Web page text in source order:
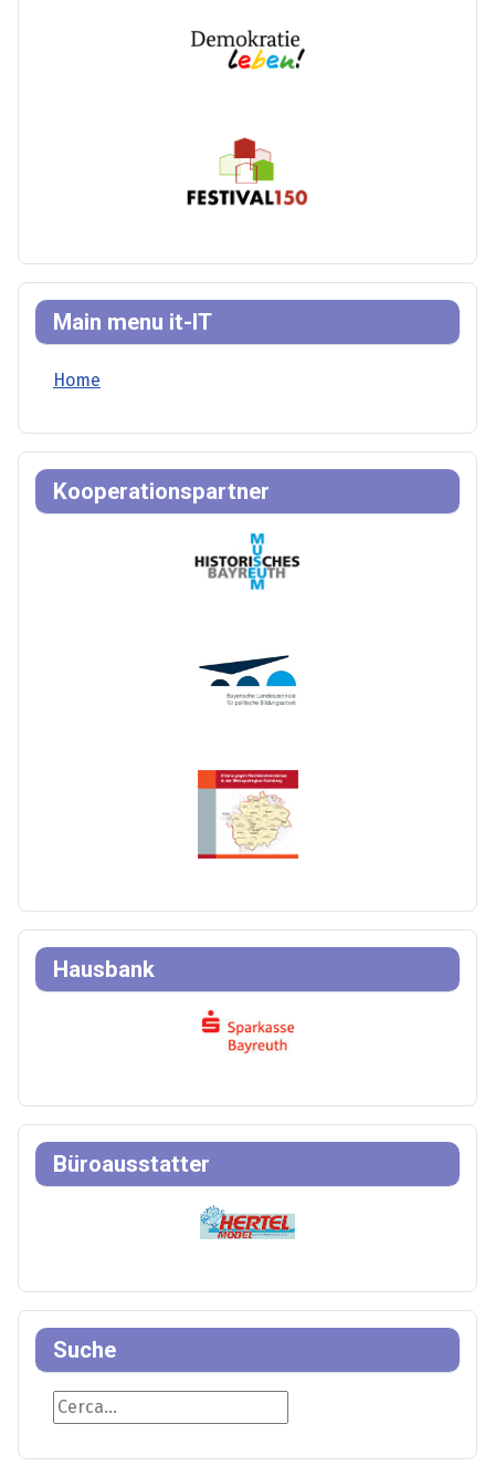
Main menu it-IT
Home
Kooperationspartner
Hausbank
Büroausstatter
Suche
Suche